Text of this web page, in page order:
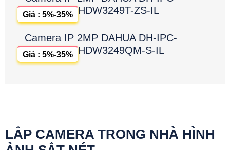
HDW3249T-ZS-IL
Giá : 5%-35%
Camera IP 2MP DAHUA DH-IPC-
HDW3249QM-S-IL
Giá : 5%-35%
LẮP CAMERA TRONG NHÀ HÌNH